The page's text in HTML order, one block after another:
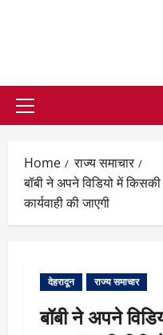
Primary
Home
राज्य समाचार
बॉबी ने अपने विडियो में
कार्यवाही की जाएगी
देहरादून राज्य समाचार
बॉबी ने अपने